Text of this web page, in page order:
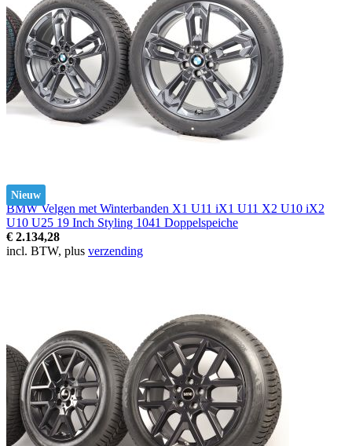
Nieuw
BMW Velgen met Winterbanden X1 U11 iX1 U11 X2 U10 iX2
U10 U25 19 Inch Styling 1041 Doppelspeiche
€ 2.134,28
incl. BTW, plus verzending